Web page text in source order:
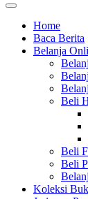
Home
Baca Berita
Belanja
Beli
Beli
Beli
Koleksi